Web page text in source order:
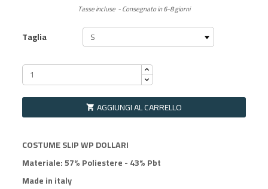
Tasse incluse Consegnato in 6-8 giorni
Taglia
 AGGIUNGI AL CARRELLO
COSTUME SLIP WP DOLLARI
Materiale: 57% Poliestere - 43% Pbt
Made in italy